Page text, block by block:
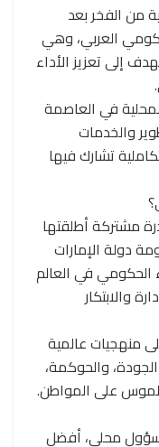
من الفخر بعد
العربي، وهي
إلى تعزيز الأداء
في العاصمة
والخدمات
تشارك فيها
مشتركة أطلقتها
دولة الإمارات
الحكومي في العالم
والابتكار
منهجيات عالمية
والحوكمة،
على المواطن.
محلي، أفضل